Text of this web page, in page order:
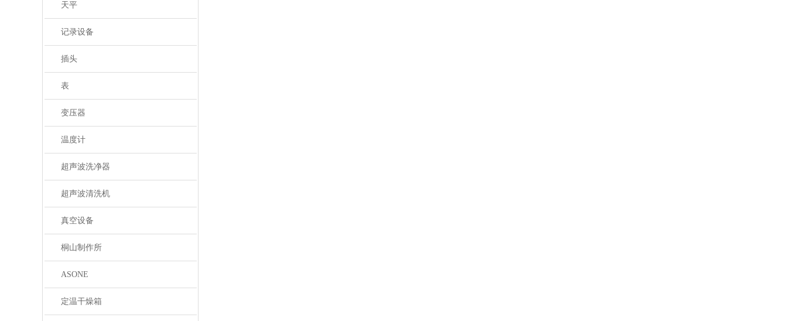
天平
记录设备
插头
表
变压器
温度计
超声波洗净器
超声波清洗机
真空设备
桐山制作所
ASONE
定温干燥箱